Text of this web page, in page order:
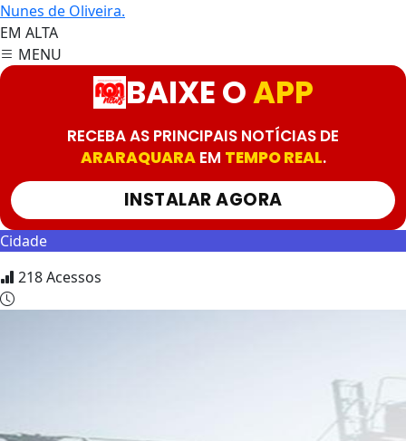
Nunes de Oliveira.
EM ALTA
MENU
BAIXE OAPP
RECEBA AS PRINCIPAIS NOTÍCIAS DE
ARARAQUARAEM TEMPO REAL.
INSTALAR AGORA
Cidade
218Acessos